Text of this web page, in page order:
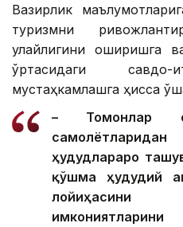
Вазирлик
туризмни
қулайлигини оширишга
ўртасидаги савдо-
мустаҳкамлашга ҳисса
– Томонлар
ҳудудлараро
қўшма ҳудудий